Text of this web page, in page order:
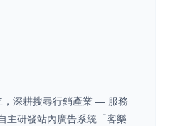
深耕搜尋行銷產業 — 服務
主研發站內廣告系統「客樂